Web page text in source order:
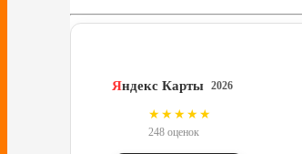
Яндекс Карты 2026
★★★★★
248 оценок